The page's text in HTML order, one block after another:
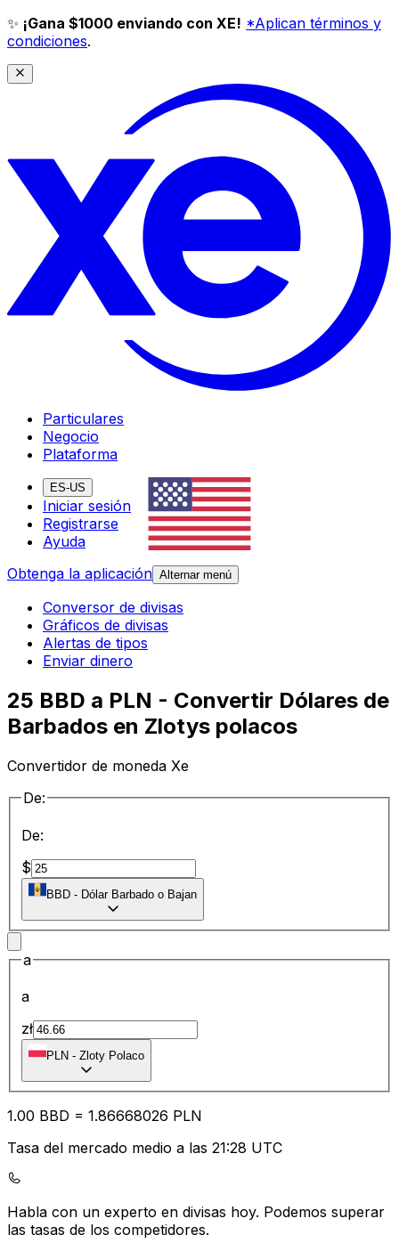
✨ ¡Gana $1000 enviando con XE! *Aplican términos y
condiciones.
Particulares
Negocio
Plataforma
ES-US
Iniciar sesión
Registrarse
Ayuda
Obtenga la aplicación Alternar menú
Conversor de divisas
Gráficos de divisas
Alertas de tipos
Enviar dinero
25 BBD a PLN - Convertir Dólares de
Barbados en Zlotys polacos
Convertidor de moneda Xe
De:
De:
$
BBD - Dólar Barbado o Bajan
a
a
zł
PLN - Zloty Polaco
1.00 BBD = 1.86668026 PLN
Tasa del mercado medio a las 21:28 UTC
Habla con un experto en divisas hoy. Podemos superar
las tasas de los competidores.